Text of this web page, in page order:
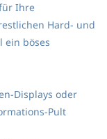
Ihre
Hard- und
ein böses
Displays oder
Pult